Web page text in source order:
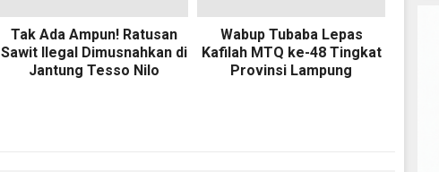
Tak Ada Ampun! Ratusan
Sawit Ilegal Dimusnahkan di
Jantung Tesso Nilo
Wabup Tubaba Lepas
Kafilah MTQ ke-48 Tingkat
Provinsi Lampung